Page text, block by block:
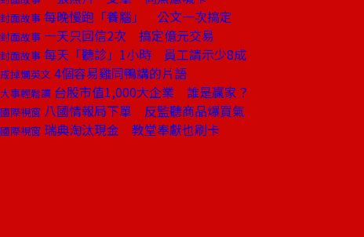
封面故事 每晚慢跑「養腦」 公文一次搞定
封面故事 一天只回信2次 搞定億元交易
封面故事 每天「聽診」1小時 員工請示少8成
戒掉爛英文 4個容易雞同鴨講的片語
大事輕鬆讀 台股市值1,000大企業 誰是贏家？
國際視窗 八國情報局下單 反監聽商品爆買氣
國際視窗 瑞典淘汰現金 教堂奉獻也刷卡